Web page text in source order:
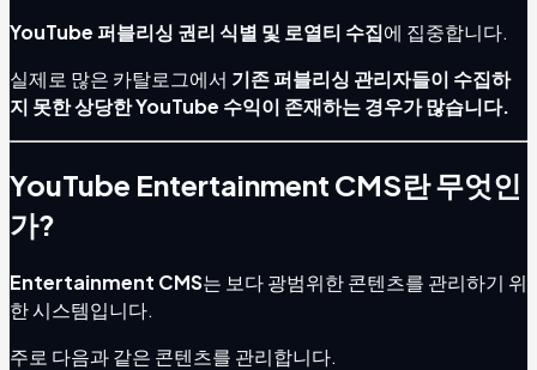
YouTube 퍼블리싱 권리 식별 및 로열티 수집에 집중합니다.
실제로 많은 카탈로그에서 기존 퍼블리싱 관리자들이 수집하
지 못한 상당한 YouTube 수익이 존재하는 경우가 많습니다.
YouTube Entertainment CMS란 무엇인
가?
Entertainment CMS는 보다 광범위한 콘텐츠를 관리하기 위
한 시스템입니다.
주로 다음과 같은 콘텐츠를 관리합니다.